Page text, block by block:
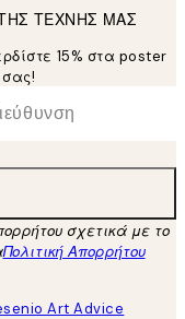
ΤΕΧΝΗΣ ΜΑΣ
15% στα poster
σχετικά με το
Πολιτική Απορρήτου
Art Advice